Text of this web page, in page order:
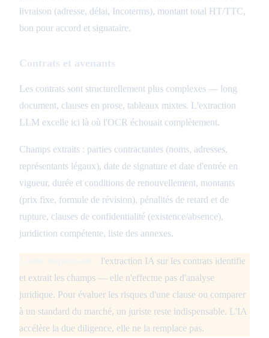
livraison (adresse, délai, Incoterms), montant total HT/TTC,
bon pour accord et signataire.
Contrats et avenants
Les contrats sont structurellement plus complexes — long
document, clauses en prose, tableaux mixtes. L'extraction
LLM excelle ici là où l'OCR échouait complètement.
Champs extraits : parties contractantes (noms, adresses,
représentants légaux), date de signature et date d'entrée en
vigueur, durée et conditions de renouvellement, montants
(prix fixe, formule de révision), pénalités de retard et de
rupture, clauses de confidentialité (existence/absence),
juridiction compétente, liste des annexes.
l'extraction IA sur les contrats identifie
et extrait les champs — elle n'effectue pas d'analyse
juridique. Pour évaluer les risques d'une clause ou comparer
à un standard du marché, un juriste reste indispensable. L'IA
accélère la due diligence, elle ne la remplace pas.